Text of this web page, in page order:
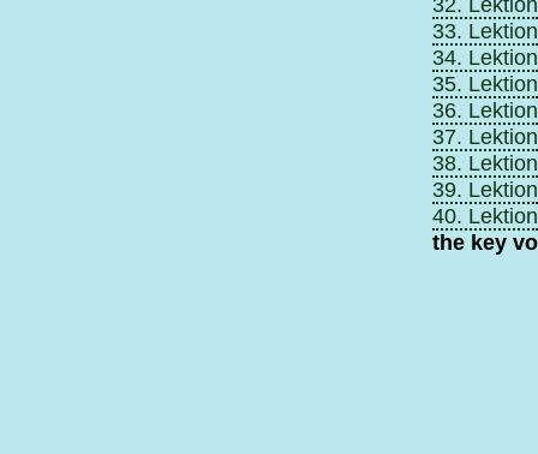
33. Lektion
34. Lektion
35. Lektion
36. Lektion
37. Lektion
38. Lektion
39. Lektion
40. Lektion
the key